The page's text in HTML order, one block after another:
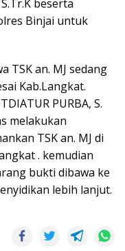
beserta
Binjai untuk
TSK an. MJ sedang
Kab.Langkat.
PURBA, S.
melakukan
TSK an. MJ di
. kemudian
bukti dibawa ke
lebih lanjut.